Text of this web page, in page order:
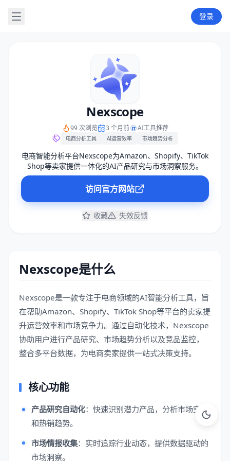
登录
Nexscope
99 次浏览 3 个月前 AI工具推荐
电商分析工具 AI运营效率 市场趋势分析
电商智能分析平台Nexscope为Amazon、Shopify、TikTok
Shop等卖家提供一体化的AI产品研究与市场洞察服务。
访问官方网站
收藏 失效反馈
Nexscope是什么
Nexscope是一款专注于电商领域的AI智能分析工具，旨
在帮助Amazon、Shopify、TikTok Shop等平台的卖家提
升运营效率和市场竞争力。通过自动化技术，Nexscope
协助用户进行产品研究、市场趋势分析以及竞品监控，
整合多平台数据，为电商卖家提供一站式决策支持。
核心功能
产品研究自动化：快速识别潜力产品，分析市场空白
和热销趋势。
市场情报收集：实时追踪行业动态，提供数据驱动的
市场洞察。